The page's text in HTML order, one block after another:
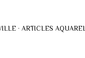
ARTICLES